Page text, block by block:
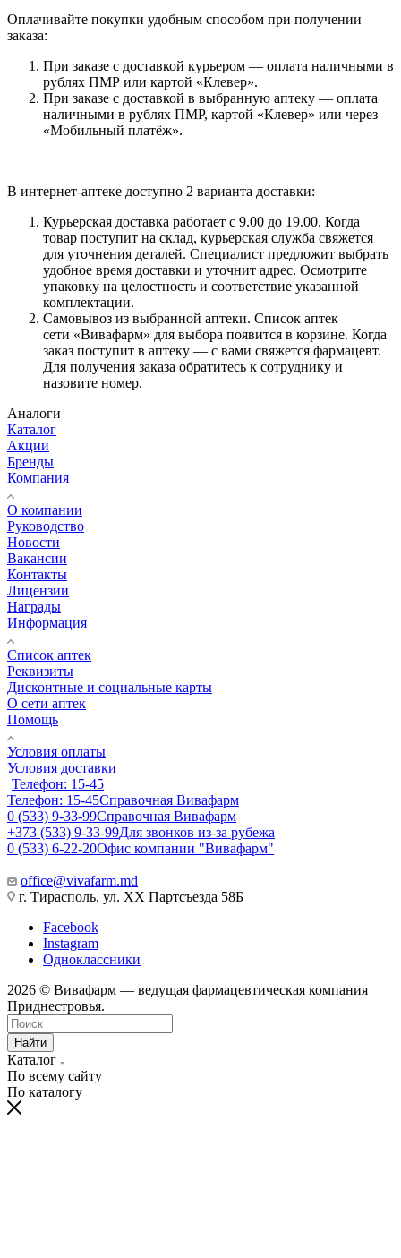
Оплачивайте покупки удобным способом при получении
заказа:
При заказе с доставкой курьером — оплата наличными в
рублях ПМР или картой «Клевер».
При заказе с доставкой в выбранную аптеку — оплата
наличными в рублях ПМР, картой «Клевер» или через
«Мобильный платёж».
В интернет-аптеке доступно 2 варианта доставки:
Курьерская доставка работает с 9.00 до 19.00. Когда
товар поступит на склад, курьерская служба свяжется
для уточнения деталей. Специалист предложит выбрать
удобное время доставки и уточнит адрес. Осмотрите
упаковку на целостность и соответствие указанной
комплектации.
Самовывоз из выбранной аптеки. Список аптек
сети «Вивафарм» для выбора появится в корзине. Когда
заказ поступит в аптеку — с вами свяжется фармацевт.
Для получения заказа обратитесь к сотруднику и
назовите номер.
Аналоги
Каталог
Акции
Бренды
Компания
О компании
Руководство
Новости
Вакансии
Контакты
Лицензии
Награды
Информация
Список аптек
Реквизиты
Дисконтные и социальные карты
О сети аптек
Помощь
Условия оплаты
Условия доставки
Телефон: 15-45
Телефон: 15-45Справочная Вивафарм
0 (533) 9-33-99Справочная Вивафарм
+373 (533) 9-33-99Для звонков из-за рубежа
0 (533) 6-22-20Офис компании "Вивафарм"
office@vivafarm.md
г. Тирасполь, ул. ХХ Партсъезда 58Б
Facebook
Instagram
Одноклассники
2026 © Вивафарм — ведущая фармацевтическая компания
Приднестровья.
Найти
Каталог
По всему сайту
По каталогу